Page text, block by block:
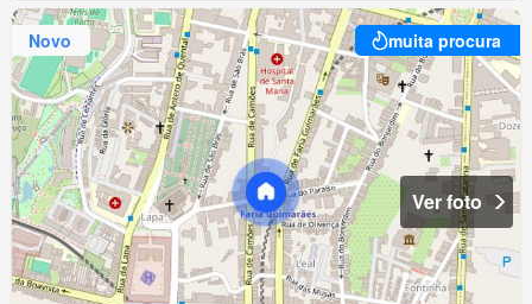
Novo muita procura
Ver foto